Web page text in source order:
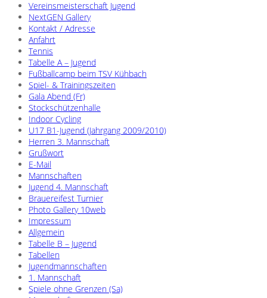
Vereinsmeisterschaft Jugend
NextGEN Gallery
Kontakt / Adresse
Anfahrt
Tennis
Tabelle A – Jugend
Fußballcamp beim TSV Kühbach
Spiel- & Trainingszeiten
Gala Abend (Fr)
Stockschützenhalle
Indoor Cycling
U17 B1-Jugend (Jahrgang 2009/2010)
Herren 3. Mannschaft
Grußwort
E-Mail
Mannschaften
Jugend 4. Mannschaft
Brauereifest Turnier
Photo Gallery 10web
Impressum
Allgemein
Tabelle B – Jugend
Tabellen
Jugendmannschaften
1. Mannschaft
Spiele ohne Grenzen (Sa)